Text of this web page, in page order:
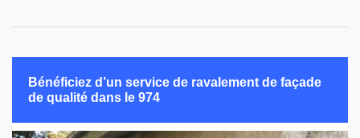
Bénéficiez d’un service de ravalement de façade
de qualité dans le 974